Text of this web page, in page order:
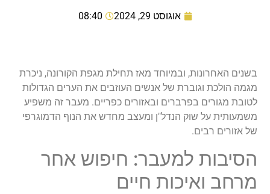
אוגוסט 29, 2024 08:40
בשנים האחרונות, ובמיוחד מאז תחילת מגפת הקורונה, ניכרת
מגמה הולכת וגוברת של אנשים העוזבים את הערים הגדולות
לטובת מגורים בפרברים ובאזורים כפריים. מעבר זה משפיע
משמעותית על שוק הנדל"ן ומעצב מחדש את הנוף הדמוגרפי
של אזורים רבים.
הסיבות למעבר: חיפוש אחר
מרחב ואיכות חיים